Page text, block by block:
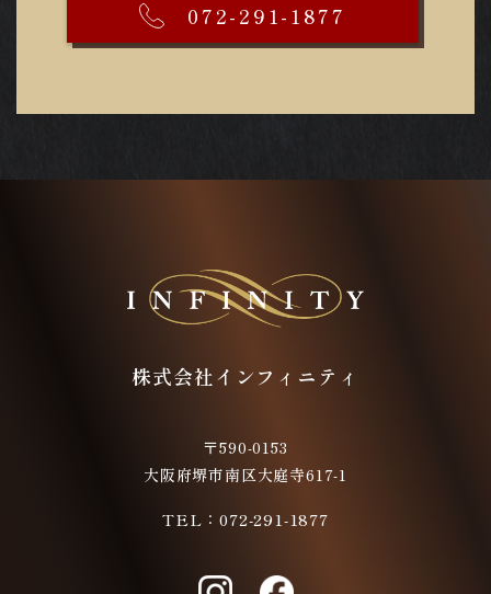
072-291-1877
株式会社インフィニティ
〒590-0153
大阪府堺市南区大庭寺617-1
TEL：072-291-1877